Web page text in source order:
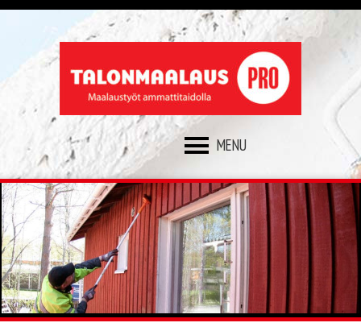
SKIP
TO
CONTENT